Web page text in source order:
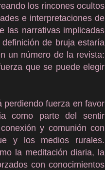
los rincones ocultos
e interpretaciones de
las narrativas implicadas
de bruja estaría
un número de la revista:
que se puede elegir
perdiendo fuerza en favor
como parte del sentir
y comunión con
y los medios rurales.
la meditación diaria, la
con conocimientos